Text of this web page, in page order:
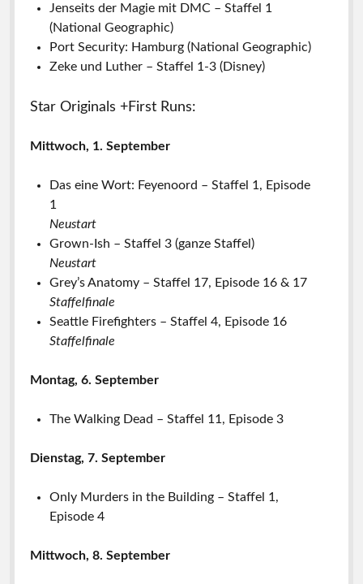
Jenseits der Magie mit DMC – Staffel 1
(National Geographic)
Port Security: Hamburg (National Geographic)
Zeke und Luther – Staffel 1-3 (Disney)
Star Originals +First Runs:
Mittwoch, 1. September
Das eine Wort: Feyenoord – Staffel 1, Episode
1
Neustart
Grown-Ish – Staffel 3 (ganze Staffel)
Neustart
Grey’s Anatomy – Staffel 17, Episode 16 & 17
Staffelfinale
Seattle Firefighters – Staffel 4, Episode 16
Staffelfinale
Montag, 6. September
The Walking Dead – Staffel 11, Episode 3
Dienstag, 7. September
Only Murders in the Building – Staffel 1,
Episode 4
Mittwoch, 8. September